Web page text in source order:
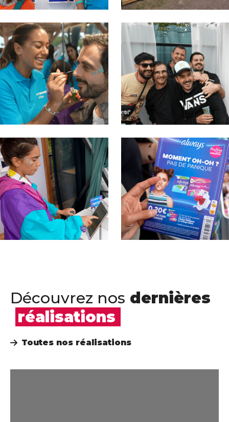
Découvrez nos dernières
réalisations
Toutes nos réalisations